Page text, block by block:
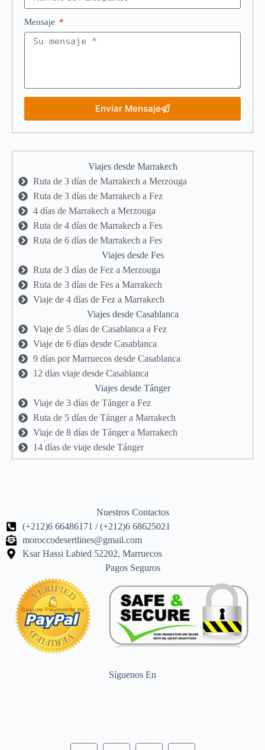
Mensaje
Enviar Mensaje
Viajes desde Marrakech
Ruta de 3 días de Marrakech a Merzouga
Ruta de 3 días de Marrakech a Fez
4 días de Marrakech a Merzouga
Ruta de 4 días de Marrakech a Fes
Ruta de 6 días de Marrakech a Fes
Viajes desde Fes
Ruta de 3 días de Fez a Merzouga
Ruta de 3 días de Fes a Marrakech
Viaje de 4 días de Fez a Marrakech
Viajes desde Casablanca
Viaje de 5 días de Casablanca a Fez
Viaje de 6 días desde Casablanca
9 días por Marruecos desde Casablanca
12 días viaje desde Casablanca
Viajes desde Tánger
Viaje de 3 días de Tánger a Fez
Ruta de 5 días de Tánger a Marrakech
Viaje de 8 días de Tánger a Marrakech
14 días de viaje desde Tánger
Nuestros Contactos
(+212)6 66486171 / (+212)6 68625021
moroccodesertlines@gmail.com
Ksar Hassi Labied 52202, Marruecos
Pagos Seguros
Síguenos En